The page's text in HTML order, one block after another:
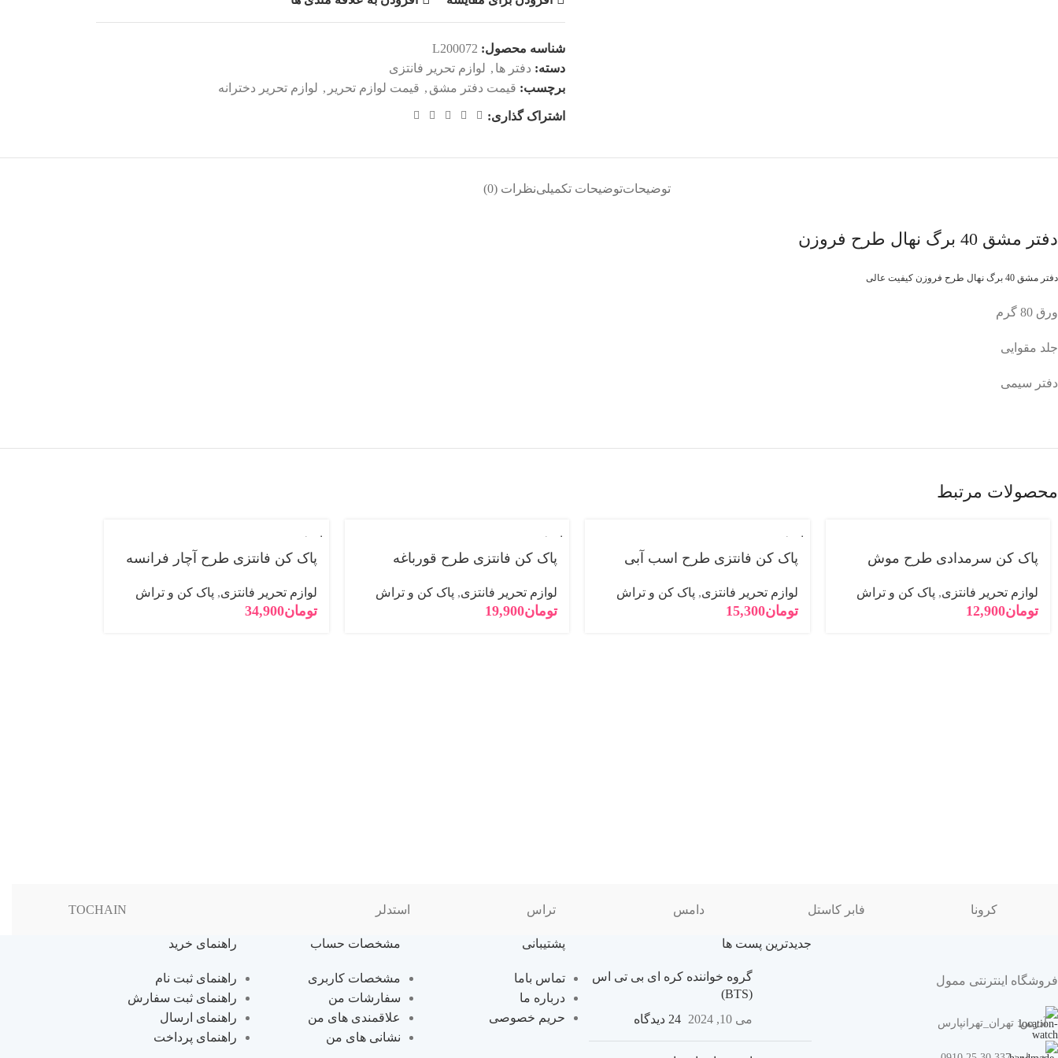
شناسه محصول: L200072
دسته: دفتر ها , لوازم تحریر فانتزی
برچسب: قیمت دفتر مشق , قیمت لوازم تحریر , لوازم تحریر دخترانه
اشتراک گذاری:
توضیحاتتوضیحات تکمیلینظرات (0)
دفتر مشق 40 برگ نهال طرح فروزن
دفتر مشق 40 برگ نهال طرح فروزن کیفیت عالی
ورق 80 گرم
جلد مقوایی
دفتر سیمی
محصولات مرتبط
پاک کن سرمدادی طرح موش
لوازم تحریر فانتزی, پاک کن و تراش
تومان12,900
فروخته
شده
پاک کن فانتزی طرح اسب آبی
لوازم تحریر فانتزی, پاک کن و تراش
تومان15,300
فروخته
شده
پاک کن فانتزی طرح قورباغه
لوازم تحریر فانتزی, پاک کن و تراش
تومان19,900
فروخته
شده
پاک کن فانتزی طرح آچار فرانسه
لوازم تحریر فانتزی, پاک کن و تراش
تومان34,900
کرونا فابر کاستل دامس تراس استدلر TOCHAIN
فروشگاه اینترنتی ممول
آدرس: تهران_تهرانپارس
جدیدترین پست ها
گروه خواننده کره ای بی تی اس
(BTS)
می 10, 2024
24 دیدگاه
پشتیبانی
تماس باما
درباره ما
حریم خصوصی
مشخصات حساب
مشخصات کاربری
سفارشات من
علاقمندی های من
نشانی های من
راهنمای خرید
راهنمای ثبت نام
راهنمای ثبت سفارش
راهنمای ارسال
راهنمای پرداخت
اینستاگرام